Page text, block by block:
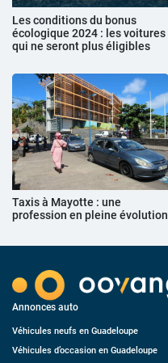
Les conditions du bonus
écologique 2024 : les voitures
qui ne seront plus éligibles
Taxis à Mayotte : une
profession en pleine évolution
Annonces auto
Véhicules neufs en Guadeloupe
Véhicules d’occasion en Guadeloupe